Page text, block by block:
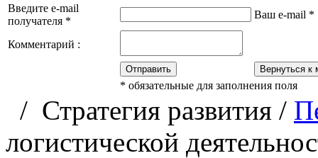
Введите e-mail
получателя *
Ваш e-mail *
Комментарий :
Отправить Вернуться к
* обязательные для заполнения поля
/ Стратегия развития /
логистической